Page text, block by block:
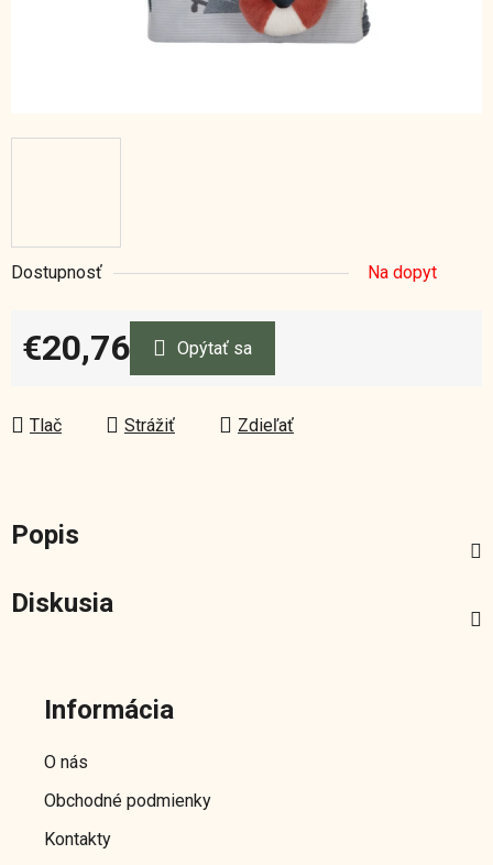
Dostupnosť Na dopyt
€20,76
Jednotková cena:
Opýtať sa
Tlač Strážiť Zdieľať
Popis
Diskusia
Informácia
O nás
Obchodné podmienky
Kontakty